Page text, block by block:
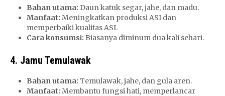
Bahan utama: Daun katuk segar, jahe, dan madu.
Manfaat: Meningkatkan produksi ASI dan
memperbaiki kualitas ASI.
Cara konsumsi: Biasanya diminum dua kali sehari.
4. Jamu Temulawak
Bahan utama: Temulawak, jahe, dan gula aren.
Manfaat: Membantu fungsi hati, memperlancar